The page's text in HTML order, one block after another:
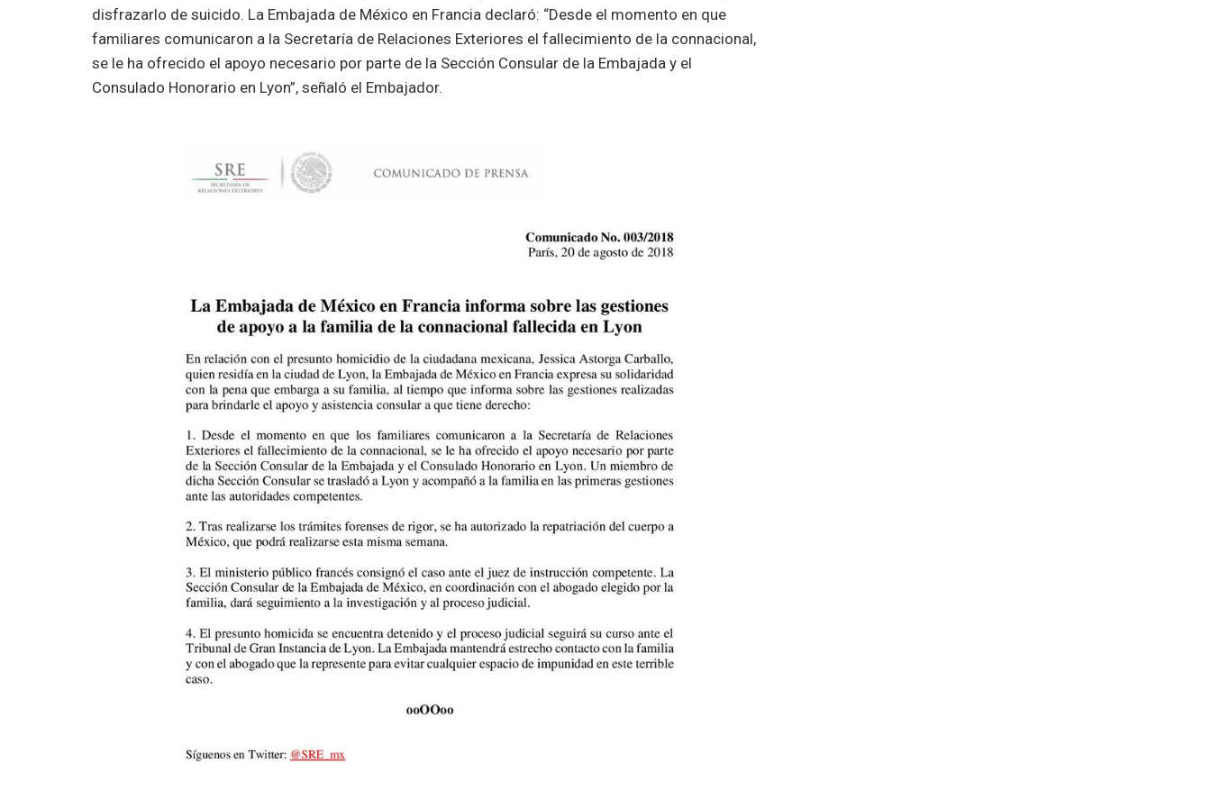
disfrazarlo de suicido. La Embajada de México en Francia declaró: “Desde el momento en que
familiares comunicaron a la Secretaría de Relaciones Exteriores el fallecimiento de la connacional,
se le ha ofrecido el apoyo necesario por parte de la Sección Consular de la Embajada y el
Consulado Honorario en Lyon”, señaló el Embajador.